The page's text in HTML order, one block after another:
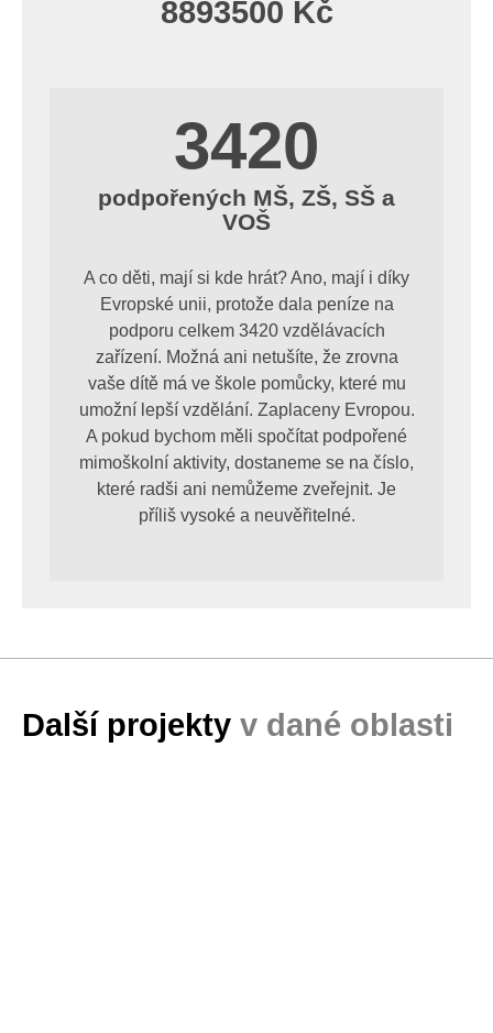
8893500 Kč
3420
podpořených MŠ, ZŠ, SŠ a
VOŠ
A co děti, mají si kde hrát? Ano, mají i díky
Evropské unii, protože dala peníze na
podporu celkem 3420 vzdělávacích
zařízení. Možná ani netušíte, že zrovna
vaše dítě má ve škole pomůcky, které mu
umožní lepší vzdělání. Zaplaceny Evropou.
A pokud bychom měli spočítat podpořené
mimoškolní aktivity, dostaneme se na číslo,
které radši ani nemůžeme zveřejnit. Je
příliš vysoké a neuvěřitelné.
Další projekty v dané oblasti